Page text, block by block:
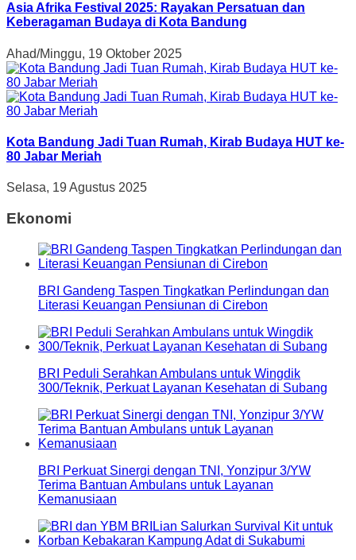
Asia Afrika Festival 2025: Rayakan Persatuan dan
Keberagaman Budaya di Kota Bandung
Ahad/Minggu, 19 Oktober 2025
Kota Bandung Jadi Tuan Rumah, Kirab Budaya HUT ke-
80 Jabar Meriah
Selasa, 19 Agustus 2025
Ekonomi
BRI Gandeng Taspen Tingkatkan Perlindungan dan
Literasi Keuangan Pensiunan di Cirebon
BRI Peduli Serahkan Ambulans untuk Wingdik
300/Teknik, Perkuat Layanan Kesehatan di Subang
BRI Perkuat Sinergi dengan TNI, Yonzipur 3/YW
Terima Bantuan Ambulans untuk Layanan
Kemanusiaan